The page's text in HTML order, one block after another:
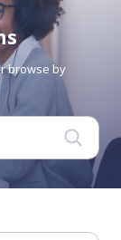
browse by